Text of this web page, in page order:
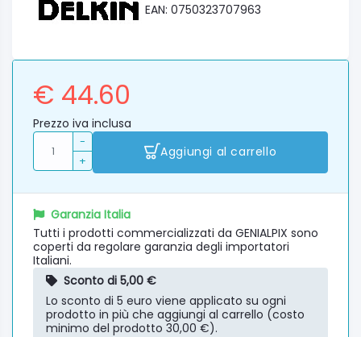
EAN: 0750323707963
€ 44.60
Prezzo iva inclusa
-
+
Aggiungi al carrello
Garanzia Italia
Tutti i prodotti commercializzati da GENIALPIX sono
coperti da regolare garanzia degli importatori
Italiani.
Sconto di 5,00 €
Lo sconto di 5 euro viene applicato su ogni
prodotto in più che aggiungi al carrello (costo
minimo del prodotto 30,00 €).